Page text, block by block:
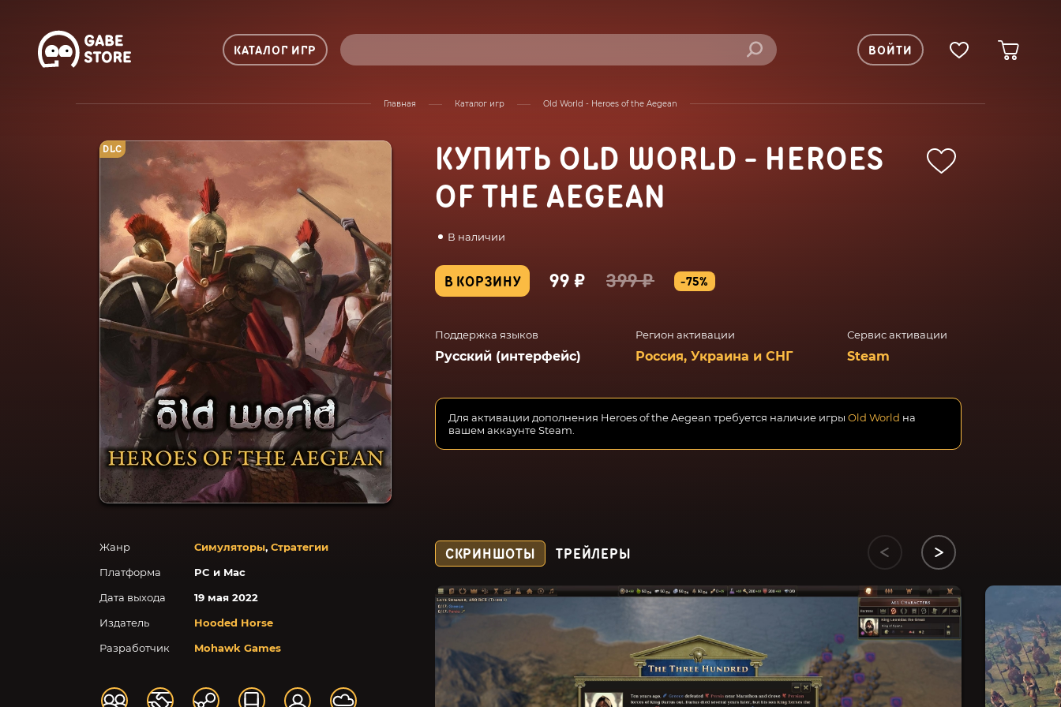
КАТАЛОГ ИГР ВОЙТИ
Главная Каталог игр Old World - Heroes of the Aegean
DLC
КУПИТЬ OLD WORLD - HEROES
OF THE AEGEAN
В наличии
В КОРЗИНУ 99 ₽ 399 ₽ -75%
Поддержка языков
Русский (интерфейс)
Регион активации
Россия, Украина и СНГ
Сервис активации
Steam
Для активации дополнения Heroes of the Aegean требуется наличие игры Old World на
вашем аккаунте Steam.
Жанр Симуляторы, Стратегии
Платформа
PC и Mac
Дата выхода
19 мая 2022
Издатель
Hooded Horse
Разработчик
Mohawk Games
СКРИНШОТЫ ТРЕЙЛЕРЫ